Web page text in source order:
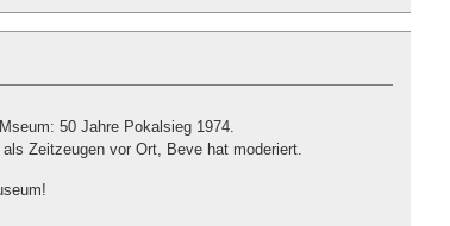
50 Jahre Pokalsieg 1974.
Zeitzeugen vor Ort, Beve hat moderiert.